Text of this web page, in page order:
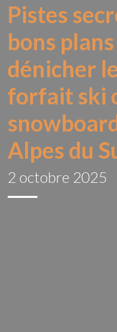
Pistes
bons
dénicher
forfait ski
Alpes du
2 octobre 2025